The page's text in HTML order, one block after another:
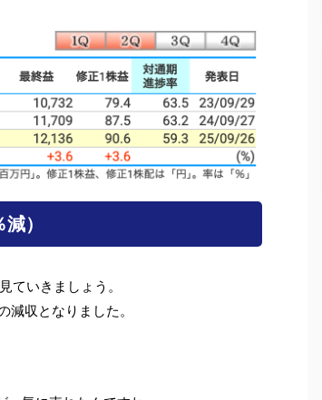
）
ていきましょう。
収となりました。